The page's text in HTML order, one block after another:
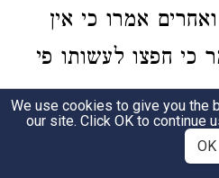
אמרו כי אין
כי חפצו לעשותו פי
אם יִכְשַר
We use cookies to give you the
our site. Click OK to continue
OK